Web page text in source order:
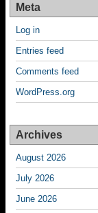
Meta
Log in
Entries feed
Comments feed
WordPress.org
Archives
August 2026
July 2026
June 2026